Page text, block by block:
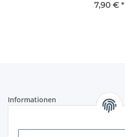
7,90 € *
Informationen